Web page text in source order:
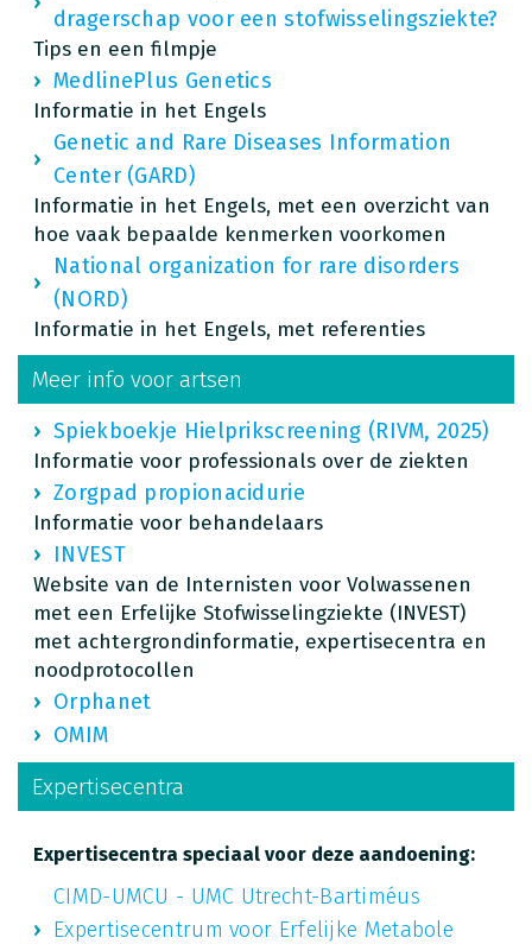
dragerschap voor een stofwisselingsziekte?
Tips en een filmpje
MedlinePlus Genetics
Informatie in het Engels
Genetic and Rare Diseases Information
Center (GARD)
Informatie in het Engels, met een overzicht van
hoe vaak bepaalde kenmerken voorkomen
National organization for rare disorders
(NORD)
Informatie in het Engels, met referenties
Meer info voor artsen
Spiekboekje Hielprikscreening (RIVM, 2025)
Informatie voor professionals over de ziekten
Zorgpad propionacidurie
Informatie voor behandelaars
INVEST
Website van de Internisten voor Volwassenen
met een Erfelijke Stofwisselingziekte (INVEST)
met achtergrondinformatie, expertisecentra en
noodprotocollen
Orphanet
OMIM
Expertisecentra
Expertisecentra speciaal voor deze aandoening:
CIMD-UMCU - UMC Utrecht-Bartiméus
Expertisecentrum voor Erfelijke Metabole